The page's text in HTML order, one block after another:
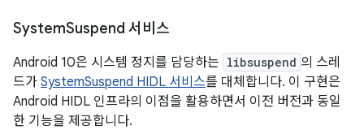
SystemSuspend 서비스
Android 10은 시스템 정지를 담당하는 libsuspend 의 스레
드가 SystemSuspend HIDL 서비스를 대체합니다. 이 구현은
Android HIDL 인프라의 이점을 활용하면서 이전 버전과 동일
한 기능을 제공합니다.